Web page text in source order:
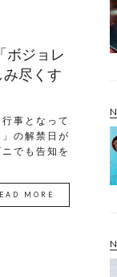
ボジョレ
尽くす
事となって
の解禁日が
でも告知を
MORE